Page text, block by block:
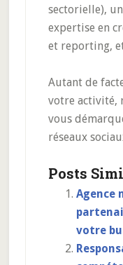
sectorielle),
expertise en
et reporting,
Autant de
votre activité,
vous
réseaux
Posts
Agence
votre